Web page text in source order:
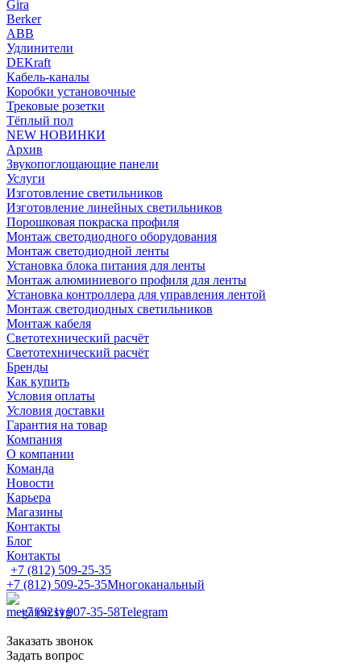
Gira
Berker
ABB
Удлинители
DEKraft
Кабель-каналы
Коробки установочные
Трековые розетки
Тёплый пол
NEW НОВИНКИ
Архив
Звукопоглощающие панели
Услуги
Изготовление светильников
Изготовление линейных светильников
Порошковая покраска профиля
Монтаж светодиодного оборудования
Монтаж светодиодной ленты
Установка блока питания для ленты
Монтаж алюминиевого профиля для ленты
Установка контроллера для управления лентой
Монтаж светодиодных светильников
Монтаж кабеля
Светотехнический расчёт
Светотехнический расчёт
Бренды
Как купить
Условия оплаты
Условия доставки
Гарантия на товар
Компания
О компании
Команда
Новости
Карьера
Магазины
Контакты
Блог
Контакты
+7 (812) 509-25-35
+7 (812) 509-25-35Многоканальный
+7 (921) 907-35-58Telegram
Заказать звонок
Задать вопрос